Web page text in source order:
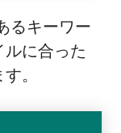
るキーワー
ルに合った
。